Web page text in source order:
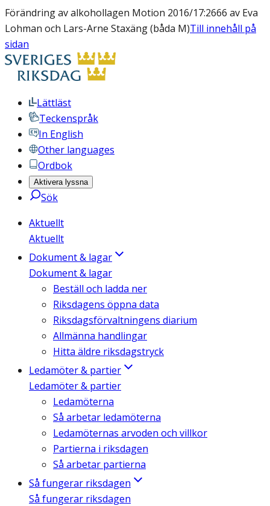
Förändring av alkohollagen Motion 2016/17:2666 av Eva
Lohman och Lars-Arne Staxäng (båda M)Till innehåll på
sidan
Lättläst
Teckenspråk
In English
Other languages
Ordbok
Aktivera lyssna
Sök
Aktuellt
Aktuellt
Dokument & lagar
Dokument & lagar
Beställ och ladda ner
Riksdagens öppna data
Riksdagsförvaltningens diarium
Allmänna handlingar
Hitta äldre riksdagstryck
Ledamöter & partier
Ledamöter & partier
Ledamöterna
Så arbetar ledamöterna
Ledamöternas arvoden och villkor
Partierna i riksdagen
Så arbetar partierna
Så fungerar riksdagen
Så fungerar riksdagen